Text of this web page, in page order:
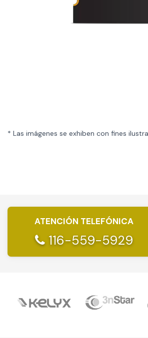
* Las imágenes se exhiben con fines
ATENCIÓN TELEFÓNICA
116-559-5929